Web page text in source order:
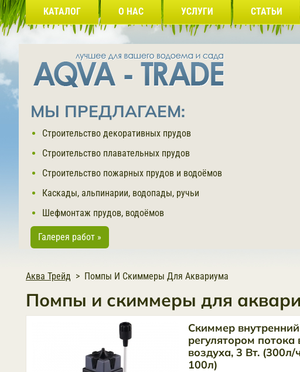
КАТАЛОГ О НАС УСЛУГИ СТАТЬИ
МЫ ПРЕДЛАГАЕМ:
Строительство декоративных прудов
Строительство плавательных прудов
Строительство пожарных прудов и водоёмов
Каскады, альпинарии, водопады, ручьи
Шефмонтаж прудов, водоёмов
Галерея работ »
Аква Трейд Помпы И Скиммеры Для Аквариума
Помпы и скиммеры для
Cкиммер
регулятором потока
воздуха, 3 Вт. (300л/
100л)